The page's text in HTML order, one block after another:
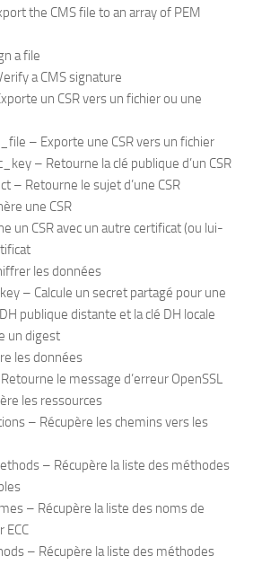
the CMS file to an array of PEM
a file
a CMS signature
un CSR vers un fichier ou une
– Exporte une CSR vers un fichier
– Retourne la clé publique d’un CSR
– Retourne le sujet d’une CSR
une CSR
un CSR avec un autre certificat (ou lui-
les données
– Calcule un secret partagé pour une
publique distante et la clé DH locale
un digest
les données
le message d’erreur OpenSSL
les ressources
– Récupère les chemins vers les
– Récupère la liste des méthodes
– Récupère la liste des noms de
ECC
– Récupère la liste des méthodes